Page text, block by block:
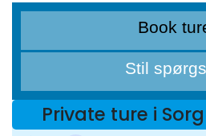
Book
Stil
Private ture i